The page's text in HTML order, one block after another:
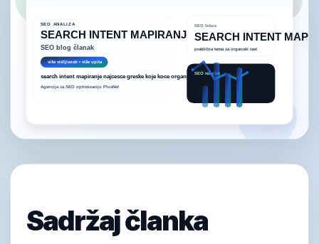
Sadržaj članka